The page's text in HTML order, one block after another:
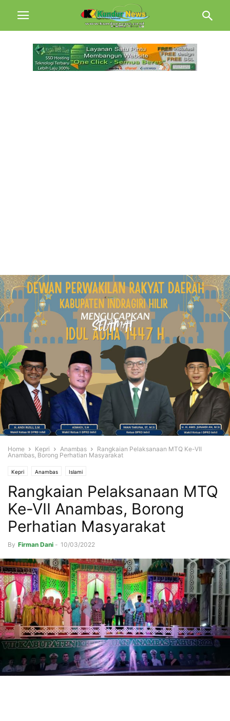
Home Kepri Anambas
Rangkaian Pelaksanaan MTQ Ke-VII
Anambas, Borong Perhatian Masyarakat
Kepri Anambas Islami
Rangkaian Pelaksanaan MTQ
Ke-VII Anambas, Borong
Perhatian Masyarakat
By Firman Dani - 10/03/2022